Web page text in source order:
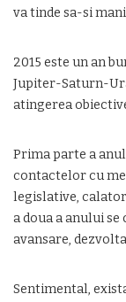
va tinde sa-si
2015 este un an
Jupiter-Saturn-
atingerea
Prima parte a
contactelor cu
legislative,
a doua a anului
avansare,
Sentimental,